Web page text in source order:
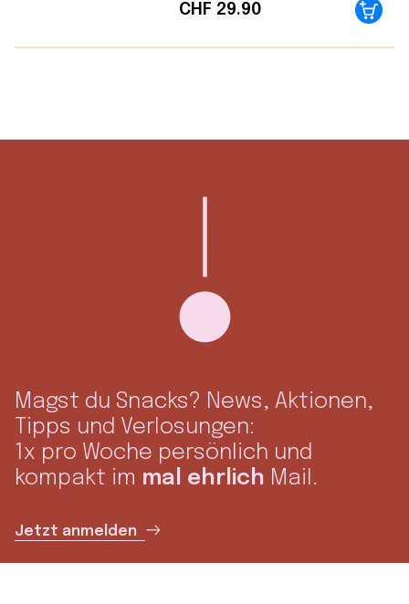
CHF 29.90
Magst du Snacks? News, Aktionen,
Tipps und Verlosungen:
1x pro Woche persönlich und
kompakt im mal ehrlich Mail.
Jetzt anmelden